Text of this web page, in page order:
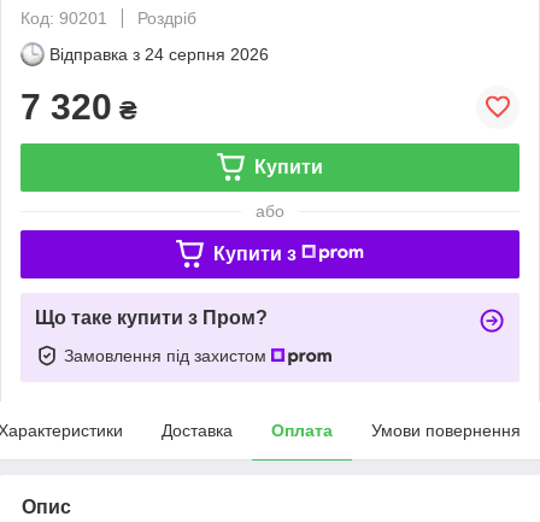
Код: 90201
Роздріб
Відправка з 24 серпня 2026
7 320 ₴
Купити
або
Купити з
Що таке купити з Пром?
Замовлення під захистом
Доставка Оплата Умови повернення
Опис